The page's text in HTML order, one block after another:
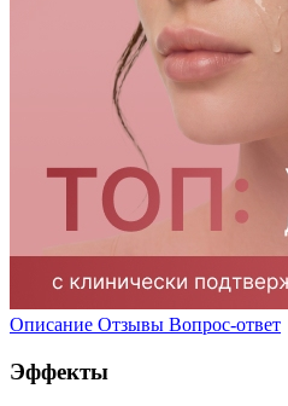
Описание Отзывы Вопрос-ответ
Эффекты